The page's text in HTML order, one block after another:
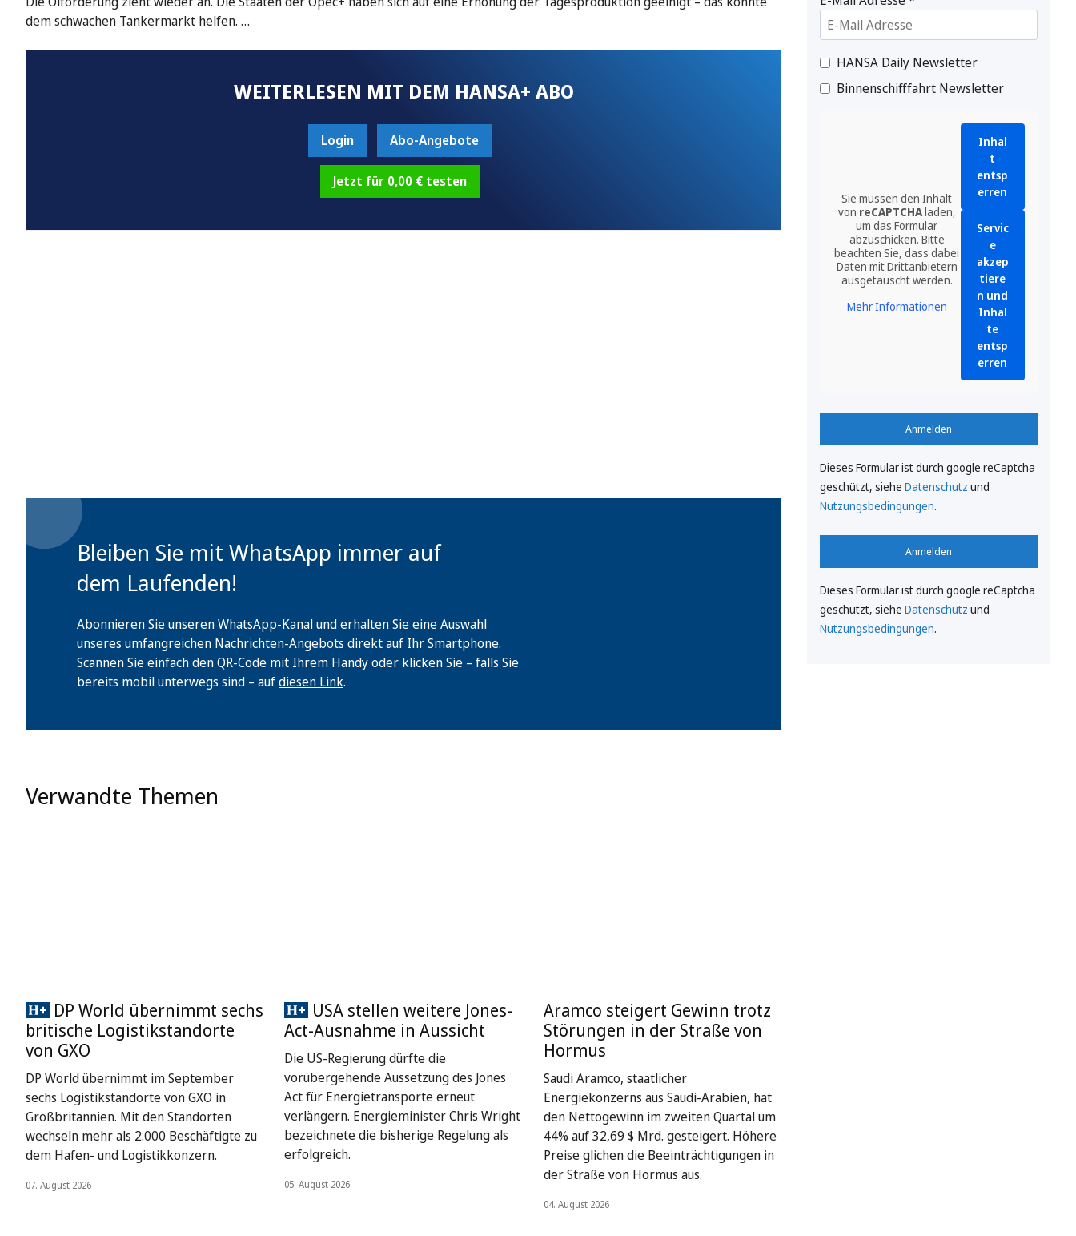
dem schwachen Tankermarkt helfen. …
WEITERLESEN MIT DEM HANSA+ ABO
Login Abo-Angebote
Jetzt für 0,00 € testen
Bleiben Sie mit WhatsApp immer auf
dem Laufenden!
Abonnieren Sie unseren WhatsApp-Kanal und erhalten Sie eine Auswahl
unseres umfangreichen Nachrichten-Angebots direkt auf Ihr Smartphone.
Scannen Sie einfach den QR-Code mit Ihrem Handy oder klicken Sie – falls Sie
bereits mobil unterwegs sind – aufdiesen Link.
Verwandte Themen
DP World übernimmt sechs
britische Logistikstandorte
von GXO
DP World übernimmt im September
sechs Logistikstandorte von GXO in
Großbritannien. Mit den Standorten
wechseln mehr als 2.000 Beschäftigte zu
dem Hafen- und Logistikkonzern.
07. August 2026
USA stellen weitere Jones-
Act-Ausnahme in Aussicht
Die US-Regierung dürfte die
vorübergehende Aussetzung des Jones
Act für Energietransporte erneut
verlängern. Energieminister Chris Wright
bezeichnete die bisherige Regelung als
erfolgreich.
05. August 2026
Aramco steigert Gewinn trotz
Störungen in der Straße von
Hormus
Saudi Aramco, staatlicher
Energiekonzerns aus Saudi-Arabien, hat
den Nettogewinn im zweiten Quartal um
44% auf 32,69 $ Mrd. gesteigert. Höhere
Preise glichen die Beeinträchtigungen in
der Straße von Hormus aus.
04. August 2026
HANSA Daily Newsletter
Binnenschifffahrt Newsletter
Sie müssen den Inhalt
von reCAPTCHAladen,
um das Formular
abzuschicken. Bitte
beachten Sie, dass dabei
Daten mit Drittanbietern
ausgetauscht werden.
Mehr Informationen
Inhal
t
entsp
erren
Servic
e
akzep
tiere
n und
Inhal
te
entsp
erren
Anmelden
Dieses Formular ist durch google reCaptcha
geschützt, siehe Datenschutz und
Nutzungsbedingungen.
Anmelden
Dieses Formular ist durch google reCaptcha
geschützt, siehe Datenschutz und
Nutzungsbedingungen.